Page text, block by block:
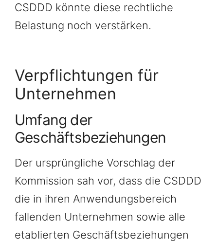
CSDDD könnte diese rechtliche
Belastung noch verstärken.
Verpflichtungen für
Unternehmen
Umfang der
Geschäftsbeziehungen
Der ursprüngliche Vorschlag der
Kommission sah vor, dass die CSDDD
die in ihren Anwendungsbereich
fallenden Unternehmen sowie alle
etablierten Geschäftsbeziehungen